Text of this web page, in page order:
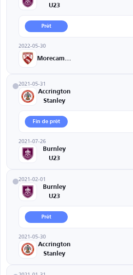
U23
Prêt
2022-05-30
2021-05-31
Accrington
Stanley
Fin de prêt
2021-07-26
Burnley
U23
2021-02-01
Burnley
U23
Prêt
2021-05-30
Accrington
Stanley